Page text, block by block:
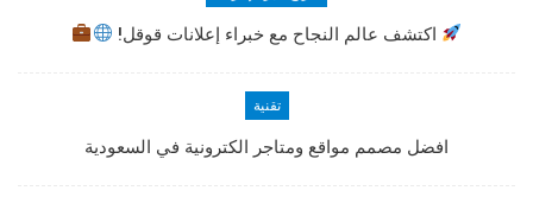
اكتشف عالم النجاح مع خبراء إعلانات قوقل!
تقنية
افضل مصمم مواقع ومتاجر الكترونية في السعودية